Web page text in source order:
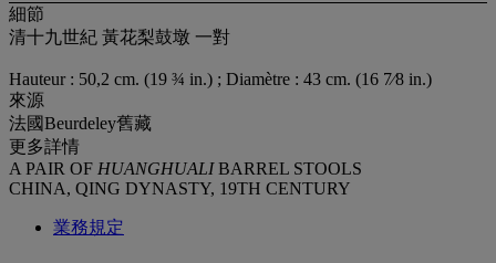
細節
清十九世紀 黃花梨鼓墩 一對
Hauteur : 50,2 cm. (19 ¾ in.) ; Diamètre : 43 cm. (16 7⁄8 in.)
來源
法國Beurdeley舊藏
更多詳情
A PAIR OF HUANGHUALIBARREL STOOLS
CHINA, QING DYNASTY, 19TH CENTURY
業務規定